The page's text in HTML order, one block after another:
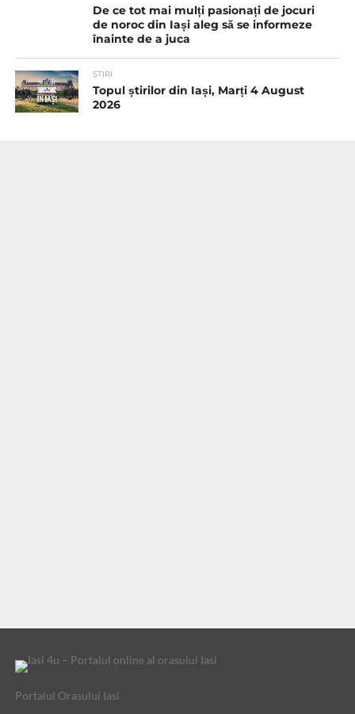
De ce tot mai mulți pasionați de jocuri
de noroc din Iași aleg să se informeze
înainte de a juca
STIRI
Topul știrilor din Iași, Marți 4 August
2026
Portalul Orasului Iasi